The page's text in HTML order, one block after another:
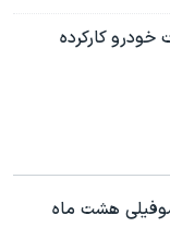
خودرو کارکرده
هشت ماه